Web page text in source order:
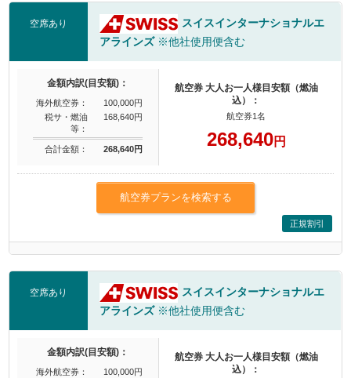
空席あり
スイスインターナショナルエ
アラインズ※他社使用便含む
金額内訳(目安額)：
海外航空券：
100,000円
税サ・燃油
等：
168,640円
合計金額： 268,640円
航空券 大人お一人様目安額（燃油
込）：
航空券1名
268,640円
航空券プランを検索する
正規割引
空席あり
スイスインターナショナルエ
アラインズ※他社使用便含む
金額内訳(目安額)：
海外航空券：
100,000円
航空券 大人お一人様目安額（燃油
込）：